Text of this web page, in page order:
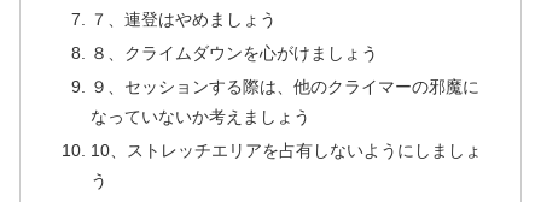
７、連登はやめましょう
８、クライムダウンを心がけましょう
９、セッションする際は、他のクライマーの邪魔に
なっていないか考えましょう
10、ストレッチエリアを占有しないようにしましょ
う